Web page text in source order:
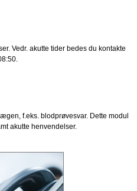
Vedr. akutte tider bedes du kontakte
f.eks. blodprøvesvar. Dette modul
akutte henvendelser.